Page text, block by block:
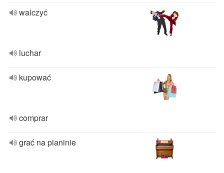
walczyć
luchar
kupować
comprar
grać na pianinie